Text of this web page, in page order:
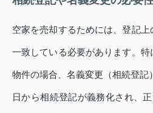
空家を売却するためには、登記
一致している必要があります。
物件の場合、名義変更（相続登記
日から相続登記が義務化され、